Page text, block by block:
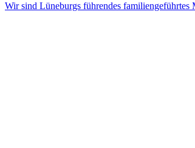
Wir sind Lüneburgs führendes familiengeführtes